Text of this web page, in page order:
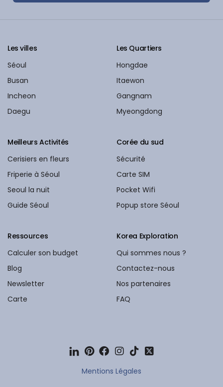
Les villes
Séoul
Busan
Incheon
Daegu
Les Quartiers
Hongdae
Itaewon
Gangnam
Myeongdong
Meilleurs Activités
Cerisiers en fleurs
Friperie à Séoul
Seoul la nuit
Guide Séoul
Corée du sud
Sécurité
Carte SIM
Pocket Wifi
Popup store Séoul
Ressources
Calculer son budget
Blog
Newsletter
Carte
Korea Exploration
Qui sommes nous ?
Contactez-nous
Nos partenaires
FAQ
Mentions Légales